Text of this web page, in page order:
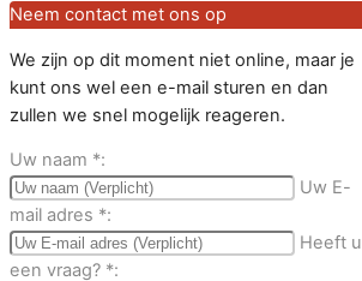
Neem contact met ons op
We zijn op dit moment niet online, maar je
kunt ons wel een e-mail sturen en dan
zullen we snel mogelijk reageren.
Uw naam *:
Uw E-
mail adres *:
Heeft u
een vraag? *: